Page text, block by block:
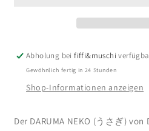
Abholung beififfi&muschi
Gewöhnlich fertig in 24 Stunden
Shop-Informationen anzeigen
Der DARUMA NEKO (うさぎ)